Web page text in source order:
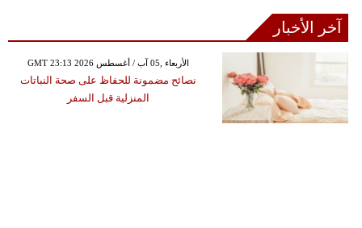
آخر الأخبار
GMT 23:13 2026 الأربعاء ,05 آب / أغسطس
نصائح مضمونة للحفاظ على صحة النباتات
المنزلية قبل السفر